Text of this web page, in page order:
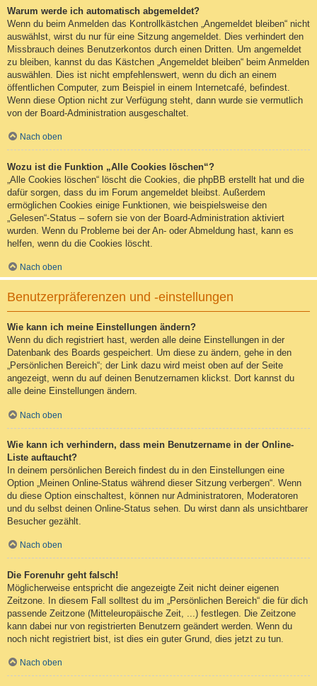
Warum werde ich automatisch abgemeldet?
Wenn du beim Anmelden das Kontrollkästchen „Angemeldet bleiben“ nicht
auswählst, wirst du nur für eine Sitzung angemeldet. Dies verhindert den
Missbrauch deines Benutzerkontos durch einen Dritten. Um angemeldet
zu bleiben, kannst du das Kästchen „Angemeldet bleiben“ beim Anmelden
auswählen. Dies ist nicht empfehlenswert, wenn du dich an einem
öffentlichen Computer, zum Beispiel in einem Internetcafé, befindest.
Wenn diese Option nicht zur Verfügung steht, dann wurde sie vermutlich
von der Board-Administration ausgeschaltet.
Nach oben
Wozu ist die Funktion „Alle Cookies löschen“?
„Alle Cookies löschen“ löscht die Cookies, die phpBB erstellt hat und die
dafür sorgen, dass du im Forum angemeldet bleibst. Außerdem
ermöglichen Cookies einige Funktionen, wie beispielsweise den
„Gelesen“-Status – sofern sie von der Board-Administration aktiviert
wurden. Wenn du Probleme bei der An- oder Abmeldung hast, kann es
helfen, wenn du die Cookies löscht.
Nach oben
Benutzerpräferenzen und -einstellungen
Wie kann ich meine Einstellungen ändern?
Wenn du dich registriert hast, werden alle deine Einstellungen in der
Datenbank des Boards gespeichert. Um diese zu ändern, gehe in den
„Persönlichen Bereich“; der Link dazu wird meist oben auf der Seite
angezeigt, wenn du auf deinen Benutzernamen klickst. Dort kannst du
alle deine Einstellungen ändern.
Nach oben
Wie kann ich verhindern, dass mein Benutzername in der Online-
Liste auftaucht?
In deinem persönlichen Bereich findest du in den Einstellungen eine
Option „Meinen Online-Status während dieser Sitzung verbergen“. Wenn
du diese Option einschaltest, können nur Administratoren, Moderatoren
und du selbst deinen Online-Status sehen. Du wirst dann als unsichtbarer
Besucher gezählt.
Nach oben
Die Forenuhr geht falsch!
Möglicherweise entspricht die angezeigte Zeit nicht deiner eigenen
Zeitzone. In diesem Fall solltest du im „Persönlichen Bereich“ die für dich
passende Zeitzone (Mitteleuropäische Zeit, ...) festlegen. Die Zeitzone
kann dabei nur von registrierten Benutzern geändert werden. Wenn du
noch nicht registriert bist, ist dies ein guter Grund, dies jetzt zu tun.
Nach oben